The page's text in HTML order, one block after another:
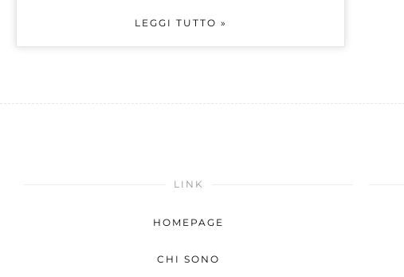
LEGGI TUTTO »
LINK
HOMEPAGE
CHI SONO